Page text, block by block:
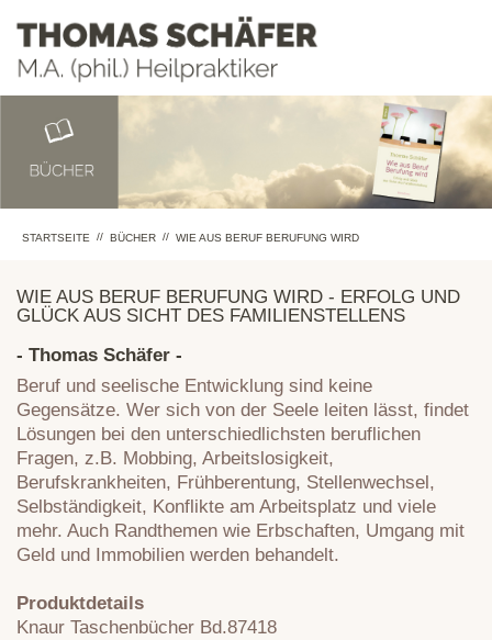
STARTSEITE // BÜCHER // WIE AUS BERUF BERUFUNG WIRD
WIE AUS BERUF BERUFUNG WIRD - ERFOLG UND
GLÜCK AUS SICHT DES FAMILIENSTELLENS
- Thomas Schäfer -
Beruf und seelische Entwicklung sind keine
Gegensätze. Wer sich von der Seele leiten lässt, findet
Lösungen bei den unterschiedlichsten beruflichen
Fragen, z.B. Mobbing, Arbeitslosigkeit,
Berufskrankheiten, Frühberentung, Stellenwechsel,
Selbständigkeit, Konflikte am Arbeitsplatz und viele
mehr. Auch Randthemen wie Erbschaften, Umgang mit
Geld und Immobilien werden behandelt.
Produktdetails
Knaur Taschenbücher Bd.87418